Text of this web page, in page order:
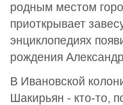
родным местом
приоткрывает
энциклопедиях
рождения
В Ивановской
Шакирьян - кто-то,